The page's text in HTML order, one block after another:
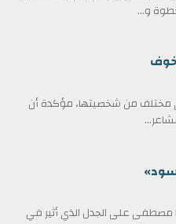
و...
مختلف من شخصيتها، مؤكدة أن
مصطفى على الجدل الذي أثير في